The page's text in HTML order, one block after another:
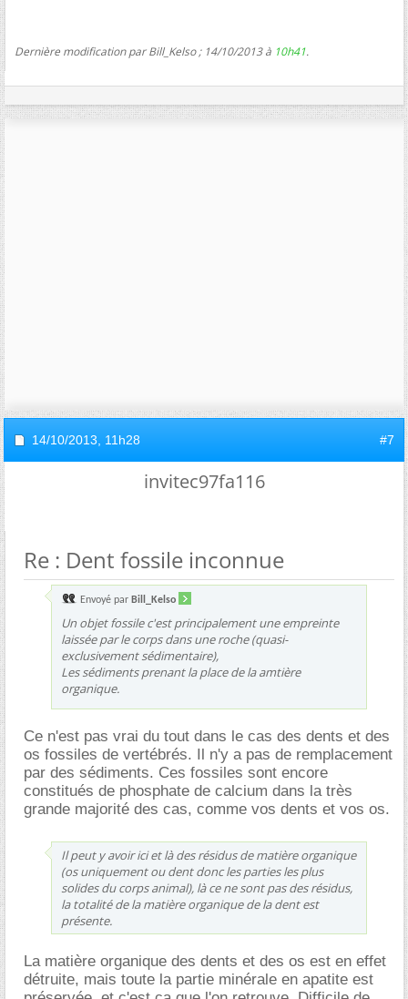
Dernière modification par Bill_Kelso ; 14/10/2013 à 10h41.
14/10/2013, 11h28 #7
invitec97fa116
Re : Dent fossile inconnue
Envoyé par Bill_Kelso
Un objet fossile c'est principalement une empreinte
laissée par le corps dans une roche (quasi-
exclusivement sédimentaire),
Les sédiments prenant la place de la amtière
organique.
Ce n'est pas vrai du tout dans le cas des dents et des
os fossiles de vertébrés. Il n'y a pas de remplacement
par des sédiments. Ces fossiles sont encore
constitués de phosphate de calcium dans la très
grande majorité des cas, comme vos dents et vos os.
Il peut y avoir ici et là des résidus de matière organique
(os uniquement ou dent donc les parties les plus
solides du corps animal), là ce ne sont pas des résidus,
la totalité de la matière organique de la dent est
présente.
La matière organique des dents et des os est en effet
détruite, mais toute la partie minérale en apatite est